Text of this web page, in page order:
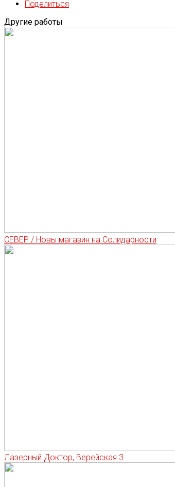
Поделиться
Другие работы
СЕВЕР / Новы магазин на Солидарности
Лазерный Доктор, Верейская 3